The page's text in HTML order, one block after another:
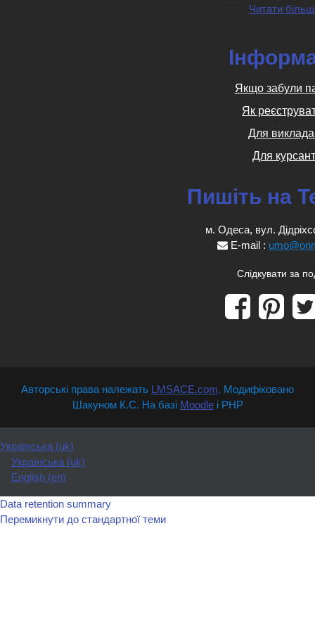
Читати
Якщо забули
Як
Для
Для
Пишіть на
м. Одеса, вул.
E-mail :
Слідкувати за
Авторські права належать LMSACE.com. Модифіковано
Шакуном К.С. На базі Moodleі PHP
Українська ‎(uk)‎
Українська ‎(uk)‎
English ‎(en)‎
Data retention summary
Перемикнути до стандартної теми